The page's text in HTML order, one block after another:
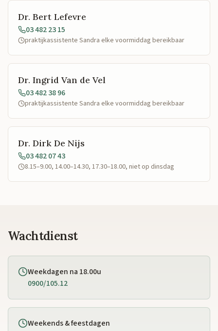
Dr. Bert Lefevre
03 482 23 15
praktijkassistente Sandra elke voormiddag bereikbaar
Dr. Ingrid Van de Vel
03 482 38 96
praktijkassistente Sandra elke voormiddag bereikbaar
Dr. Dirk De Nijs
03 482 07 43
8.15–9.00, 14.00–14.30, 17.30–18.00, niet op dinsdag
Wachtdienst
Weekdagen na 18.00u
0900/105.12
Weekends & feestdagen